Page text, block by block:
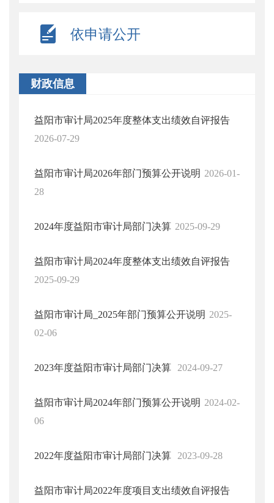
依申请公开
财政信息
益阳市审计局2025年度整体支出绩效自评报告
2026-07-29
益阳市审计局2026年部门预算公开说明 2026-01-
28
2024年度益阳市审计局部门决算 2025-09-29
益阳市审计局2024年度整体支出绩效自评报告
2025-09-29
益阳市审计局_2025年部门预算公开说明 2025-
02-06
2023年度益阳市审计局部门决算 2024-09-27
益阳市审计局2024年部门预算公开说明 2024-02-
06
2022年度益阳市审计局部门决算 2023-09-28
益阳市审计局2022年度项目支出绩效自评报告